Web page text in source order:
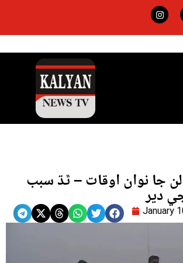
جا نوان اوقات – ٿڌ سبب
دير
January